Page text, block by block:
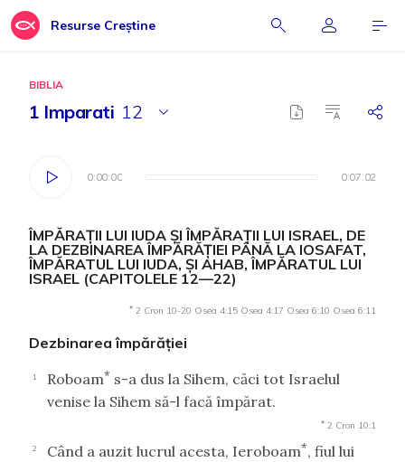
Resurse Creștine
BIBLIA
1 Imparati 12
0:00:00 0:07:02
0:00:00 0:07:02
ÎMPĂRAŢII LUI IUDA ŞI ÎMPĂRAŢII LUI ISRAEL, DE
LA DEZBINAREA ÎMPĂRĂŢIEI PÂNĂ LA IOSAFAT,
ÎMPĂRATUL LUI IUDA, ŞI AHAB, ÎMPĂRATUL LUI
ISRAEL (CAPITOLELE 12—22)
* 2 Cron 10-20 Osea 4:15 Osea 4:17 Osea 6:10 Osea 6:11
Dezbinarea împărăţiei
1 Roboam* s-a dus la Sihem, căci tot Israelul
venise la Sihem să-l facă împărat.
* 2 Cron 10:1
2 Când a auzit lucrul acesta, Ieroboam*, fiul lui